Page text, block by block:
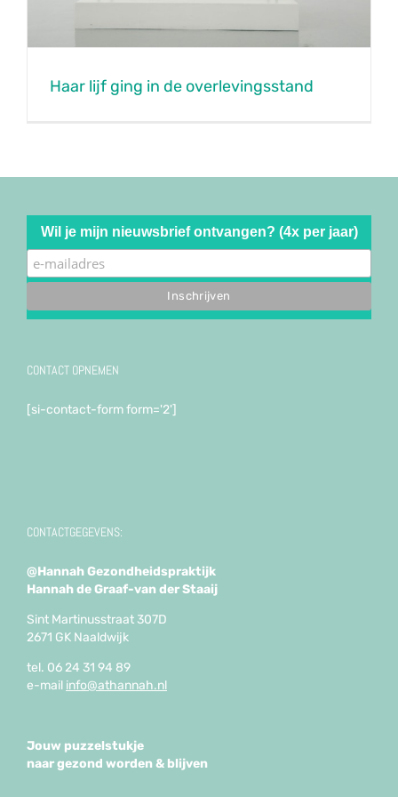
Haar lijf ging in de overlevingsstand
Wil je mijn nieuwsbrief ontvangen? (4x per jaar)
CONTACT OPNEMEN
[si-contact-form form='2']
CONTACTGEGEVENS:
@Hannah Gezondheidspraktijk
Hannah de Graaf-van der Staaij
Sint Martinusstraat 307D
2671 GK Naaldwijk
tel. 06 24 31 94 89
e-mail info@athannah.nl
Jouw puzzelstukje
naar gezond worden & blijven